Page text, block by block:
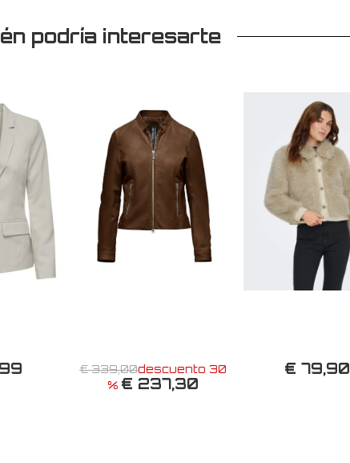
podría interesarte
€ 339,00descuento 30
% € 237,30
€ 79,90